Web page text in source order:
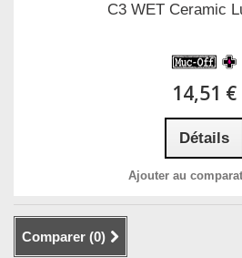
C3 WET Ceramic
14,51 €
Détails
Ajouter au
Comparer (0)